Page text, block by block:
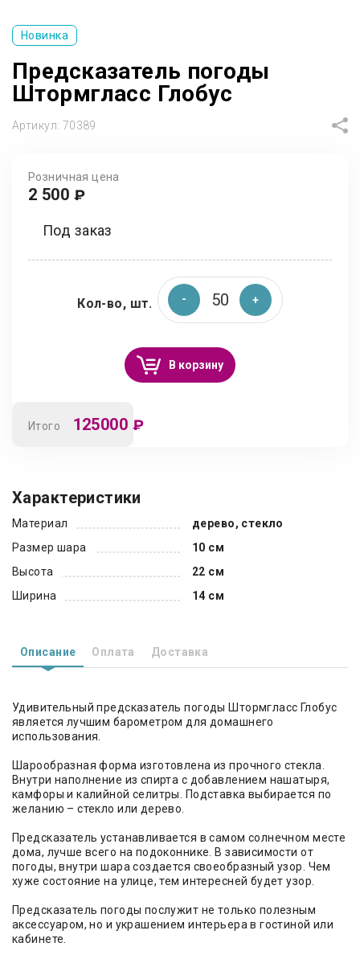
Новинка
Предсказатель погоды
Штормгласс Глобус
Артикул: 70389
Розничная цена
2 500 ₽
Под заказ
Кол-во, шт.
В корзину
Итого 125000 ₽
Характеристики
Материал
дерево, стекло
Размер шара
10 см
Высота
22 см
Ширина
14 см
Описание Оплата Доставка
Удивительный предсказатель погоды Штормгласс Глобус
является лучшим барометром для домашнего
использования.
Шарообразная форма изготовлена из прочного стекла.
Внутри наполнение из спирта с добавлением нашатыря,
камфоры и калийной селитры. Подставка выбирается по
желанию – стекло или дерево.
Предсказатель устанавливается в самом солнечном месте
дома, лучше всего на подоконнике. В зависимости от
погоды, внутри шара создается своеобразный узор. Чем
хуже состояние на улице, тем интересней будет узор.
Предсказатель погоды послужит не только полезным
аксессуаром, но и украшением интерьера в гостиной или
кабинете.